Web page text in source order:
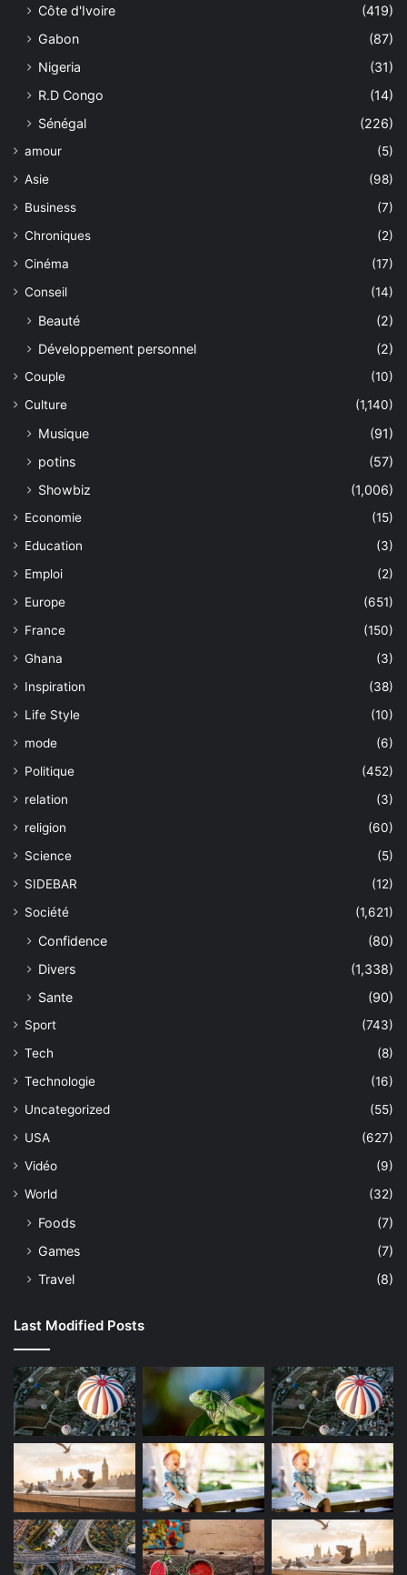
Côte d'Ivoire
(419)
Gabon
(87)
Nigeria
(31)
R.D Congo
(14)
Sénégal
(226)
amour
(5)
Asie
(98)
Business
(7)
Chroniques
(2)
Cinéma
(17)
Conseil
(14)
Beauté
(2)
Développement personnel
(2)
Couple
(10)
Culture
(1,140)
Musique
(91)
potins
(57)
Showbiz
(1,006)
Economie
(15)
Education
(3)
Emploi
(2)
Europe
(651)
France
(150)
Ghana
(3)
Inspiration
(38)
Life Style
(10)
mode
(6)
Politique
(452)
relation
(3)
religion
(60)
Science
(5)
SIDEBAR
(12)
Société
(1,621)
Confidence
(80)
Divers
(1,338)
Sante
(90)
Sport
(743)
Tech
(8)
Technologie
(16)
Uncategorized
(55)
USA
(627)
Vidéo
(9)
World
(32)
Foods
(7)
Games
(7)
Travel
(8)
Last Modified Posts